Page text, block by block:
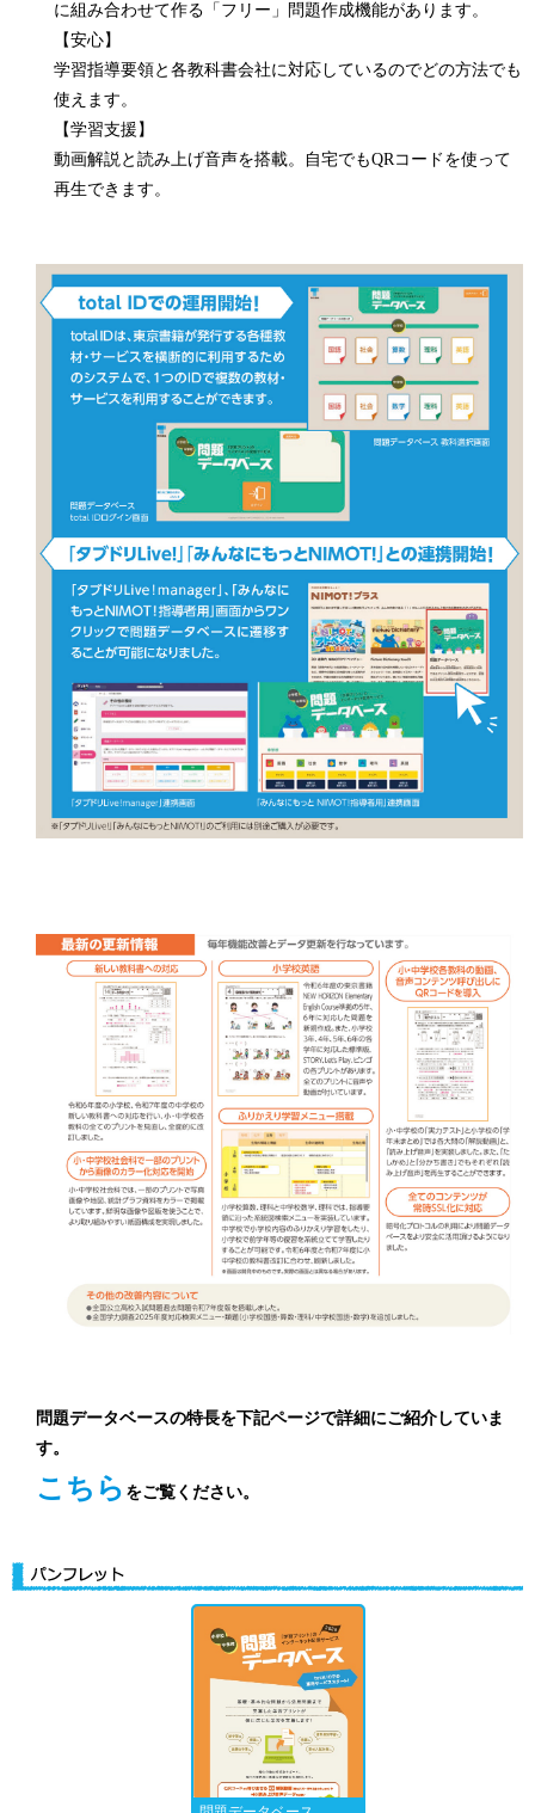
に組み合わせて作る「フリー」問題作成機能があります。
【安心】
学習指導要領と各教科書会社に対応しているのでどの方法でも
使えます。
【学習支援】
動画解説と読み上げ音声を搭載。自宅でもQRコードを使って
再生できます。
問題データベースの特長を下記ページで詳細にご紹介していま
す。
こちら をご覧ください。